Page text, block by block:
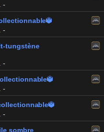
-

-
tungstène
-

-

-
sombre